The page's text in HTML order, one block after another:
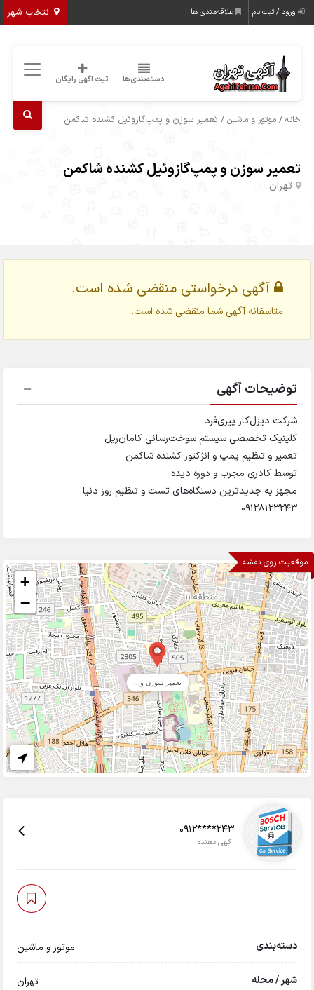
انتخاب شهر ورود / ثبت نام علاقه‌مندی ها
دسته‌بندی‌ها ثبت اگهی رایگان
خانه /موتور و ماشین / تعمیر سوزن و پمپ‌گازوئیل کشنده شاکمن
تعمیر سوزن و پمپ‌گازوئیل کشنده شاکمن
تهران
آگهی درخواستی منقضی شده است.
متاسفانه آگهی شما منقضی شده است.
توضیحات آگهی
شرکت دیزل‌کار پیری‌فرد
کلینیک تخصصی سیستم سوخت‌رسانی کامان‌ریل
تعمیر و تنظیم پمپ و انژکتور کشنده شاکمن
توسط کادری مجرب و دوره دیده
مجهز به جدیدترین دستگاه‌های تست و تنظیم روز دنیا
۰۹۱۲۸۱۲۳۲۴۳
موقعیت روی نقشه
تعمیر سوزن و...
+
−
0912****243
آگهی دهنده
دسته‌بندی موتور و ماشین
شهر / محله تهران